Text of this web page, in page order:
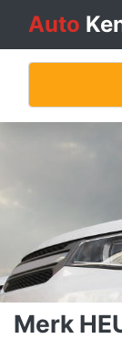
Auto
Merk